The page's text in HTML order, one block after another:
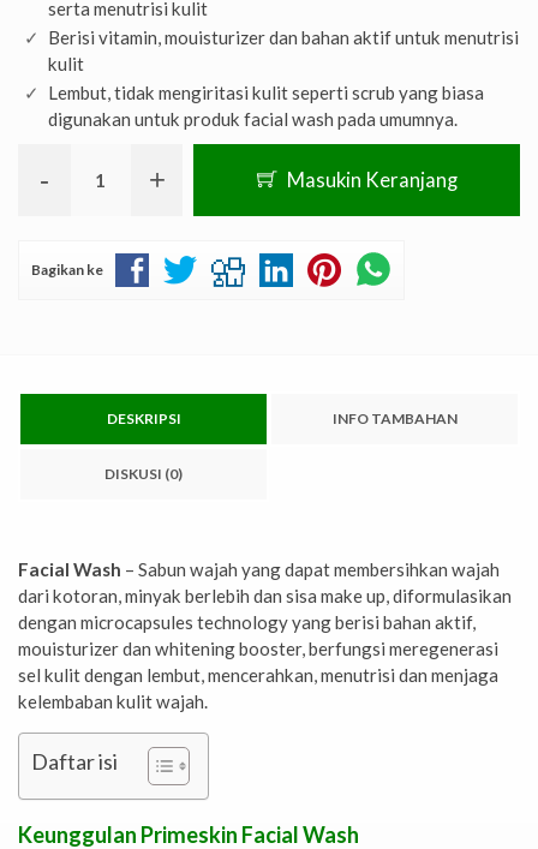
serta menutrisi kulit
Berisi vitamin, mouisturizer dan bahan aktif untuk menutrisi
kulit
Lembut, tidak mengiritasi kulit seperti scrub yang biasa
digunakan untuk produk facial wash pada umumnya.
- + Masukin Keranjang
Bagikan ke
DESKRIPSI INFO TAMBAHAN
DISKUSI (0)
Facial Wash – Sabun wajah yang dapat membersihkan wajah
dari kotoran, minyak berlebih dan sisa make up, diformulasikan
dengan microcapsules technology yang berisi bahan aktif,
mouisturizer dan whitening booster, berfungsi meregenerasi
sel kulit dengan lembut, mencerahkan, menutrisi dan menjaga
kelembaban kulit wajah.
Daftar isi
Keunggulan Primeskin Facial Wash